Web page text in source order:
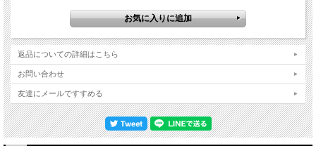
返品についての詳細はこちら
お問い合わせ
友達にメールですすめる